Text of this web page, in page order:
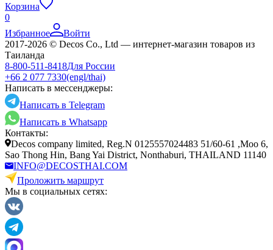
Корзина
0
Избранное
Войти
2017-2026 © Decos Co., Ltd — интернет-магазин товаров из
Таиланда
8-800-511-8418Для России
+66 2 077 7330(engl/thai)
Написать в мессенджеры:
Написать в Telegram
Написать в Whatsapp
Контакты:
Decos company limited, Reg.N 0125557024483 51/60-61 ,Moo 6,
Sao Thong Hin, Bang Yai District, Nonthaburi, THAILAND 11140
INFO@DECOSTHAI.COM
Проложить маршрут
Мы в социальных сетях: